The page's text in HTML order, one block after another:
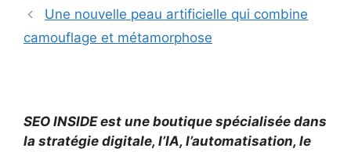
Une nouvelle peau artificielle qui combine
camouflage et métamorphose
SEO INSIDE est une boutique spécialisée dans
la stratégie digitale, l’IA, l’automatisation, le